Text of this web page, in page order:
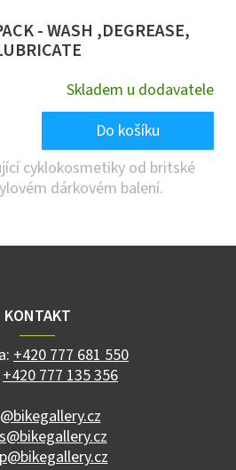
- WASH ,DEGREASE,
Skladem u dodavatele
Do košíku
cyklokosmetiky od britské
dárkovém balení.
KONTAKT
+420 777 681 550
+420 777 135 356